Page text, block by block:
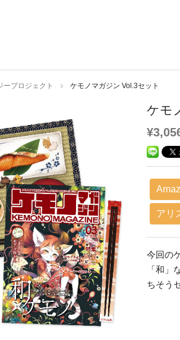
ープロジェクト ケモノマガジン Vol.3セット
ケモ
アリ
今回の
「和」
ちそう